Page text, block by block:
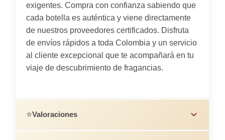
exigentes. Compra con confianza sabiendo que
cada botella es auténtica y viene directamente
de nuestros proveedores certificados. Disfruta
de envíos rápidos a toda Colombia y un servicio
al cliente excepcional que te acompañará en tu
viaje de descubrimiento de fragancias.
⭐Valoraciones